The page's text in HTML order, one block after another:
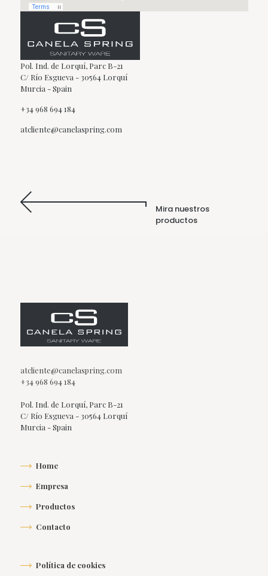
Pol. Ind. de Lorquí, Parc B-21
C/ Río Esgueva - 30564 Lorquí
Murcia - Spain
+34 968 694 184
atcliente@canelaspring.com
Mira nuestros
productos
atcliente@canelaspring.com
+34 968 694 184
Pol. Ind. de Lorquí, Parc B-21
C/ Río Esgueva - 30564 Lorquí
Murcia - Spain
Home
Empresa
Productos
Contacto
Política de cookies